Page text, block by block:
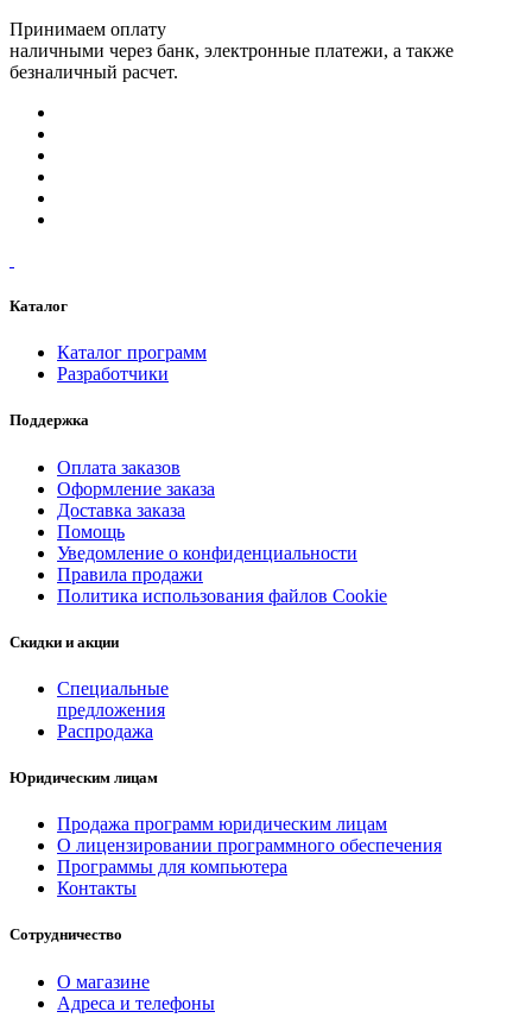
Принимаем оплату
наличными через банк, электронные платежи, а также
безналичный расчет.
Каталог
Каталог программ
Разработчики
Поддержка
Оплата заказов
Оформление заказа
Доставка заказа
Помощь
Уведомление о конфиденциальности
Правила продажи
Политика использования файлов Cookie
Скидки и акции
Специальные
предложения
Распродажа
Юридическим лицам
Продажа программ юридическим лицам
О лицензировании программного обеспечения
Программы для компьютера
Контакты
Сотрудничество
О магазине
Адреса и телефоны